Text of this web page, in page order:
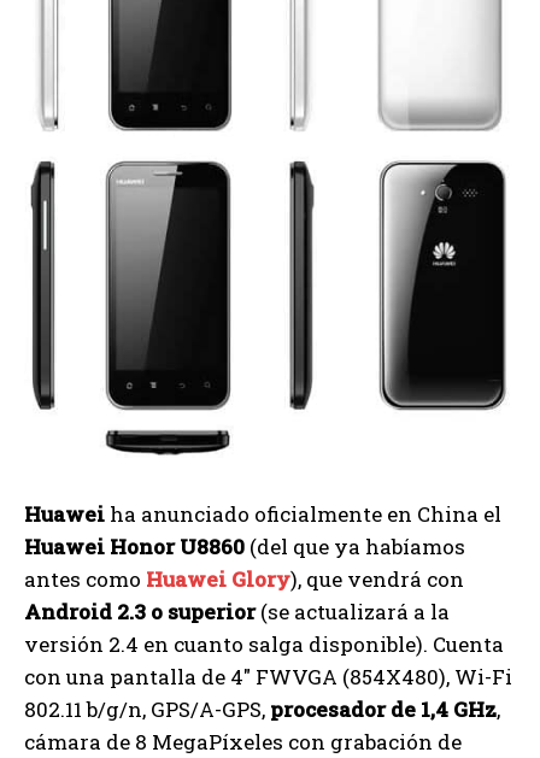
Huawei ha anunciado oficialmente en China el
Huawei Honor U8860 (del que ya habíamos
antes como Huawei Glory), que vendrá con
Android 2.3 o superior(se actualizará a la
versión 2.4 en cuanto salga disponible). Cuenta
con una pantalla de 4″ FWVGA (854X480), Wi-Fi
802.11 b/g/n, GPS/A-GPS, procesador de 1,4 GHz,
cámara de 8 MegaPíxeles con grabación de